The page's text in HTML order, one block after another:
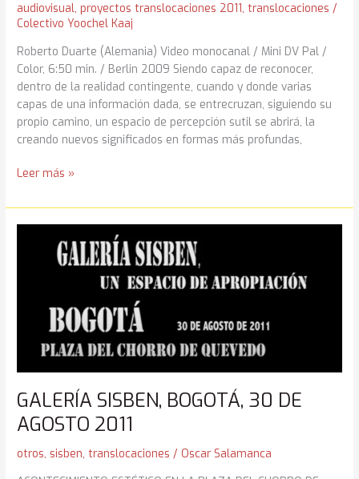
audiovisual,proyectos translocaciones 2011,translocaciones /
Colectivo Yoochel Kaaj
Roberto Duarte (Alemania) Video monocanal / Mini DV Pal /
Color, 6:50 min. / Berlin 2009 Siendo capaz de reconocer,
dentro de la realidad contingente, cuando y donde varias
capas de una información dada, se entrecruzan, siguiendo su
propio camino, un espacio de percepción sutil se abrirá, la
creando nuevos significados en formas más profundas,
Reflektionen
Leer más »
GALERÍA SISBEN, BOGOTÁ, 30 DE
AGOSTO 2011
otros, sisben,translocaciones / Oscar Salamanca